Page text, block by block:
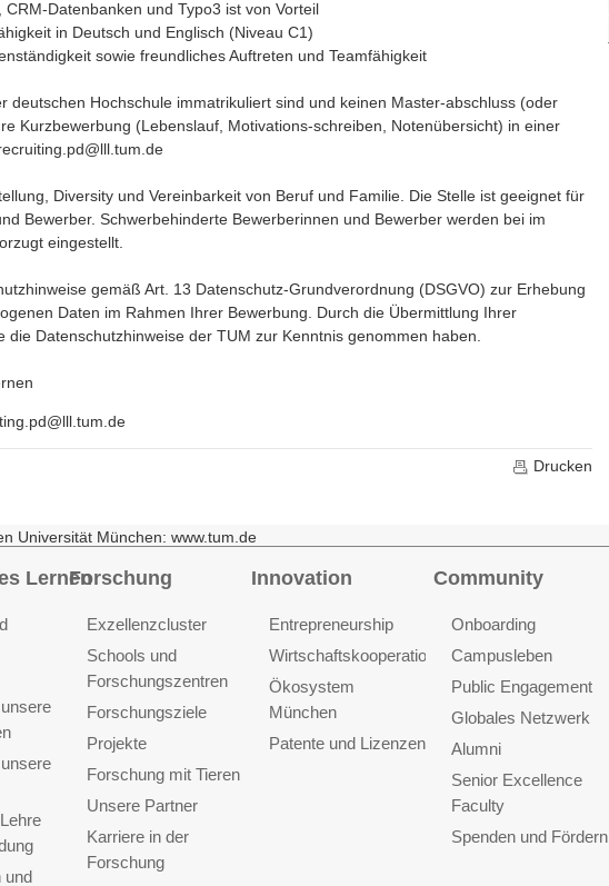
Datenbanken und Typo3 ist von Vorteil
in Deutsch und Englisch (Niveau C1)
sowie freundliches Auftreten und Teamfähigkeit
deutschen Hochschule immatrikuliert sind und keinen Master-abschluss (oder
Kurzbewerbung (Lebenslauf, Motivations-schreiben, Notenübersicht) in einer
Diversity und Vereinbarkeit von Beruf und Familie. Die Stelle ist geeignet für
Bewerber. Schwerbehinderte Bewerberinnen und Bewerber werden bei im
eingestellt.
gemäß Art. 13 Datenschutz-Grundverordnung (DSGVO) zur Erhebung
Daten im Rahmen Ihrer Bewerbung. Durch die Übermittlung Ihrer
die Datenschutzhinweise der TUM zur Kenntnis genommen haben.
Drucken
Universität München: www.tum.de
Lernen
und
Forschung
Exzellenzcluster
Schools und
Forschungszentren
Forschungsziele
Projekte
Forschung mit Tieren
Unsere Partner
Karriere in der
Forschung
Innovation
Entrepreneurship
Wirtschaftskooperationen
Ökosystem
München
Patente und Lizenzen
Community
Onboarding
Campusleben
Public Engagement
Globales Netzwerk
Alumni
Senior Excellence
Faculty
Spenden und Fördern